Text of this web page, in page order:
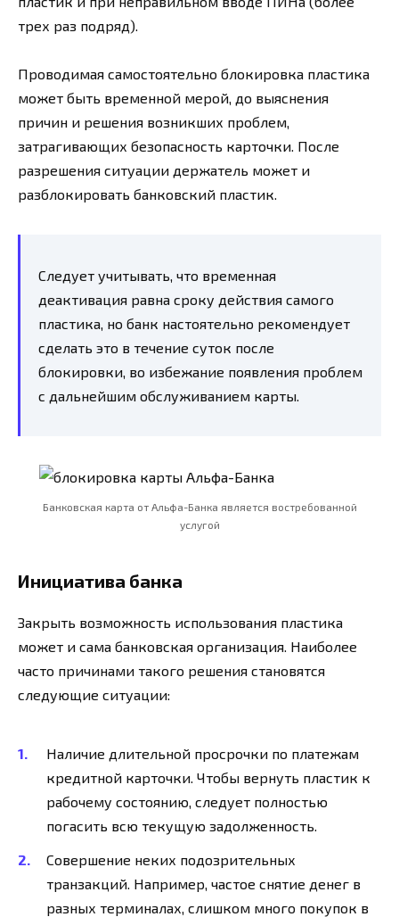
трех раз подряд).
Проводимая самостоятельно блокировка пластика
может быть временной мерой, до выяснения
причин и решения возникших проблем,
затрагивающих безопасность карточки. После
разрешения ситуации держатель может и
разблокировать банковский пластик.
Следует учитывать, что временная
деактивация равна сроку действия самого
пластика, но банк настоятельно рекомендует
сделать это в течение суток после
блокировки, во избежание появления проблем
с дальнейшим обслуживанием карты.
Банковская карта от Альфа-Банка является востребованной
услугой
Инициатива банка
Закрыть возможность использования пластика
может и сама банковская организация. Наиболее
часто причинами такого решения становятся
следующие ситуации:
Наличие длительной просрочки по платежам
кредитной карточки. Чтобы вернуть пластик к
рабочему состоянию, следует полностью
погасить всю текущую задолженность.
Совершение неких подозрительных
транзакций. Например, частое снятие денег в
разных терминалах, слишком много покупок в